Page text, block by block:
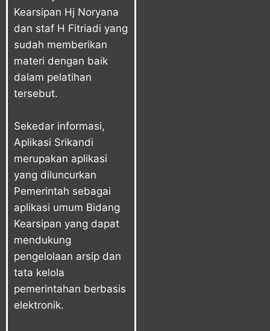
Kearsipan Hj Noryana
dan staf H Fitriadi yang
sudah memberikan
materi dengan baik
dalam pelatihan
tersebut.
Sekedar informasi,
Aplikasi Srikandi
merupakan aplikasi
yang diluncurkan
Pemerintah sebagai
aplikasi umum Bidang
Kearsipan yang dapat
mendukung
pengelolaan arsip dan
tata kelola
pemerintahan berbasis
elektronik.